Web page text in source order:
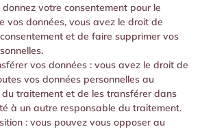
donnez votre consentement pour le
vos données, vous avez le droit de
et de faire supprimer vos
vos données : vous avez le droit de
vos données personnelles au
du traitement et de les transférer dans
à un autre responsable du traitement.
: vous pouvez vous opposer au